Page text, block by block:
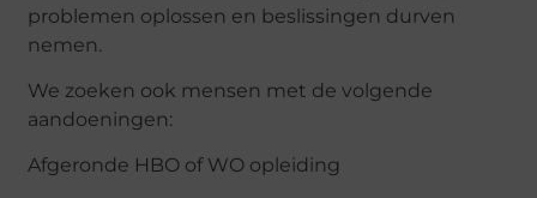
problemen oplossen en beslissingen durven
nemen.
We zoeken ook mensen met de volgende
aandoeningen:
Afgeronde HBO of WO opleiding